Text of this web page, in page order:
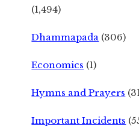
(1,494)
Dhammapada (306)
Economics (1)
Hymns and Prayers
Important Incidents